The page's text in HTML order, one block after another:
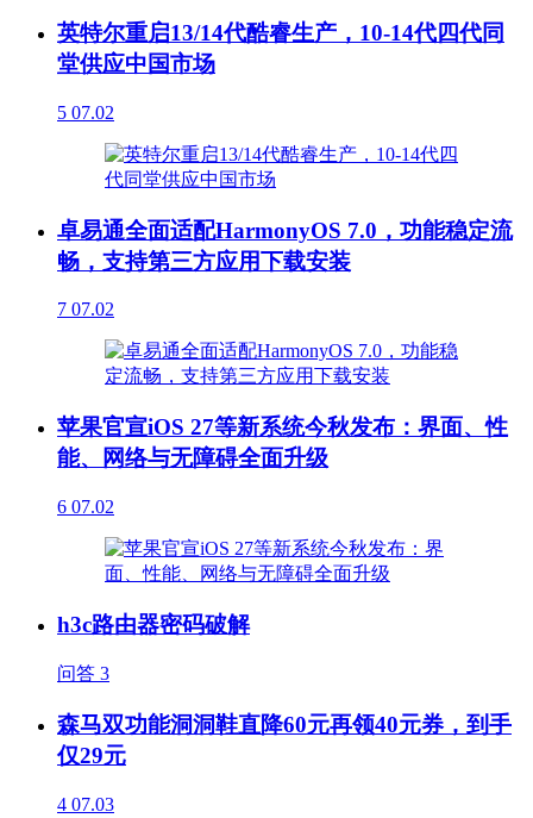
英特尔重启13/14代酷睿生产，10-14代四代同
堂供应中国市场
5 07.02
卓易通全面适配HarmonyOS 7.0，功能稳定流
畅，支持第三方应用下载安装
7 07.02
苹果官宣iOS 27等新系统今秋发布：界面、性
能、网络与无障碍全面升级
6 07.02
h3c路由器密码破解
问答 3
森马双功能洞洞鞋直降60元再领40元券，到手
仅29元
4 07.03